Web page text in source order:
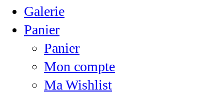
Galerie
Panier
Panier
Mon compte
Ma Wishlist